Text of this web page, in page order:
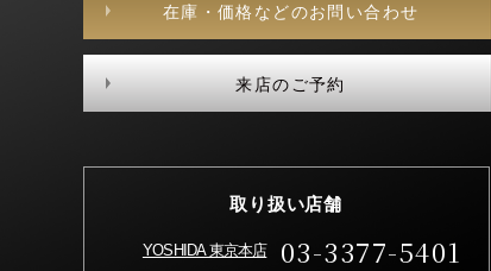
在庫・価格などのお問い合わせ
来店のご予約
取り扱い店舗
YOSHIDA 東京本店 03-3377-5401